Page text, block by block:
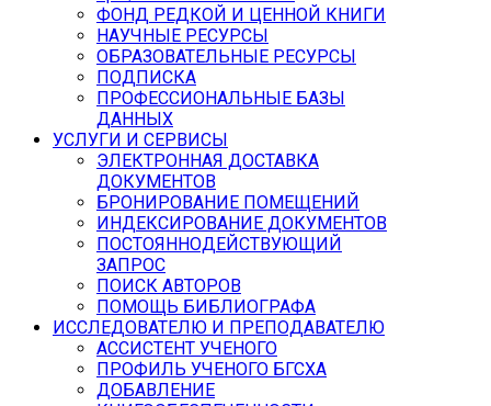
ФОНД РЕДКОЙ И ЦЕННОЙ КНИГИ
НАУЧНЫЕ РЕСУРСЫ
ОБРАЗОВАТЕЛЬНЫЕ РЕСУРСЫ
ПОДПИСКА
ПРОФЕССИОНАЛЬНЫЕ БАЗЫ
ДАННЫХ
УСЛУГИ И СЕРВИСЫ
ЭЛЕКТРОННАЯ ДОСТАВКА
ДОКУМЕНТОВ
БРОНИРОВАНИЕ ПОМЕЩЕНИЙ
ИНДЕКСИРОВАНИЕ ДОКУМЕНТОВ
ПОСТОЯННОДЕЙСТВУЮЩИЙ
ЗАПРОС
ПОИСК АВТОРОВ
ПОМОЩЬ БИБЛИОГРАФА
ИССЛЕДОВАТЕЛЮ И ПРЕПОДАВАТЕЛЮ
АССИСТЕНТ УЧЕНОГО
ПРОФИЛЬ УЧЕНОГО БГСХА
ДОБАВЛЕНИЕ